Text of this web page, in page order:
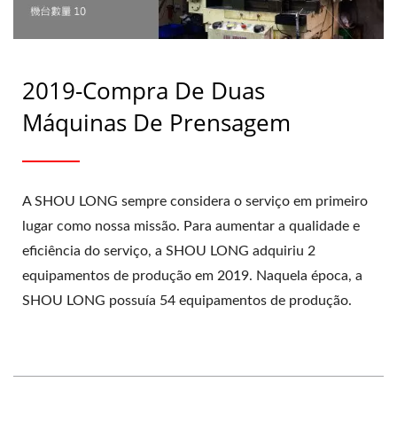
2019-Compra De Duas
Máquinas De Prensagem
A SHOU LONG sempre considera o serviço em primeiro
lugar como nossa missão. Para aumentar a qualidade e
eficiência do serviço, a SHOU LONG adquiriu 2
equipamentos de produção em 2019. Naquela época, a
SHOU LONG possuía 54 equipamentos de produção.